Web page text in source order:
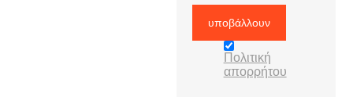
υποβάλλουν
Πολιτική
απορρήτου